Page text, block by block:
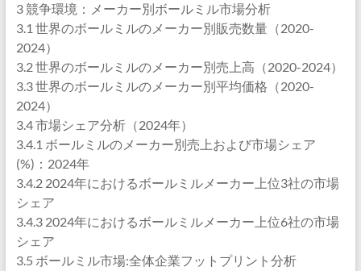
3 競争環境：メーカー別ボールミル市場分析
3.1 世界のボールミルのメーカー別販売数量（2020-
2024）
3.2 世界のボールミルのメーカー別売上高（2020-2024）
3.3 世界のボールミルのメーカー別平均価格（2020-
2024）
3.4 市場シェア分析（2024年）
3.4.1 ボールミルのメーカー別売上および市場シェア
(%)：2024年
3.4.2 2024年におけるボールミルメーカー上位3社の市場
シェア
3.4.3 2024年におけるボールミルメーカー上位6社の市場
シェア
3.5 ボールミル市場:全体企業フットプリント分析